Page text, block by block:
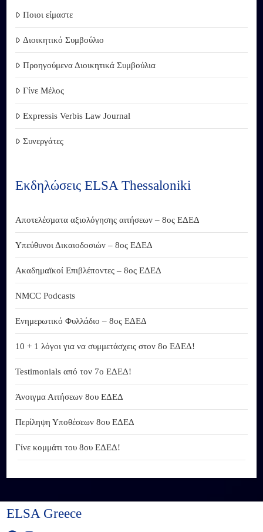
Ποιοι είμαστε
Διοικητικό Συμβούλιο
Προηγούμενα Διοικητικά Συμβούλια
Γίνε Μέλος
Expressis Verbis Law Journal
Συνεργάτες
Εκδηλώσεις ELSA Thessaloniki
Αποτελέσματα αξιολόγησης αιτήσεων – 8ος ΕΔΕΔ
Υπεύθυνοι Δικαιοδοσιών – 8ος ΕΔΕΔ
Ακαδημαϊκοί Επιβλέποντες – 8ος ΕΔΕΔ
NMCC Podcasts
Ενημερωτικό Φυλλάδιο – 8ος ΕΔΕΔ
10 + 1 λόγοι για να συμμετάσχεις στον 8ο ΕΔΕΔ!
Testimonials από τον 7ο ΕΔΕΔ!
Άνοιγμα Αιτήσεων 8ου ΕΔΕΔ
Περίληψη Υποθέσεων 8ου ΕΔΕΔ
Γίνε κομμάτι του 8ου ΕΔΕΔ!
ELSA Greece